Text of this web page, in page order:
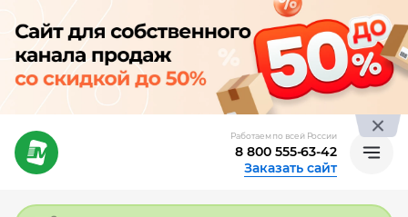
Работаем по всей России
8 800 555-63-42
Заказать сайт